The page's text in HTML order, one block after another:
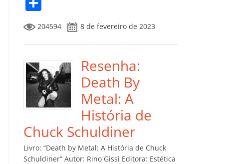
e
b
o
o
k
itt
er l s
A
p
p
e
dI
n
gl
e
ro
m
Li
o
m
p
ar
til
h
ar
204594 8 de fevereiro de 2023
Resenha:
Death By
Metal: A
História de
Chuck Schuldiner
Livro: “Death by Metal: A História de Chuck
Schuldiner” Autor: Rino Gissi Editora: Estética